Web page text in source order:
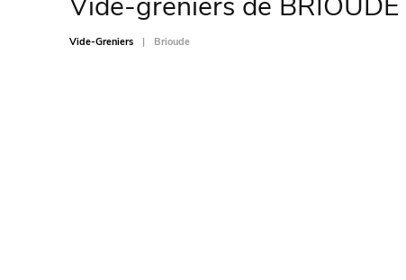
Vide-Greniers Brioude